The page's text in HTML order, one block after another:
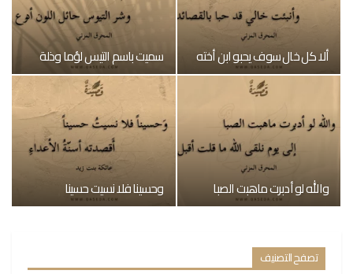
ألا كل خال سوف يحبو ابن أخته سميت باسم التيس لؤما وذلة
والله لو أدبرت ماهبت الصبا وحسينا فلا نسيت حسينا
تصفح التصنيف